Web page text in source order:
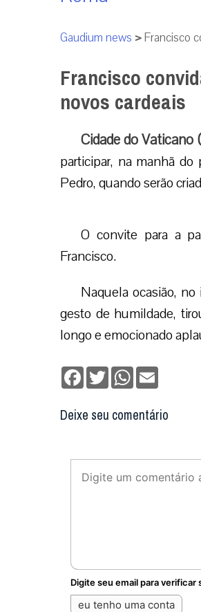
Gaudium news >Francisco
Francisco
novos cardeais
Cidade do Vaticano
participar, na manhã
Pedro, quando serão
O convite para a
Francisco.
Naquela ocasião,
gesto de humildade,
longo e emocionado
Facebook
TwitterWhatsApp
Deixe seu comentário
Digite seu email para verificar
eu tenho uma conta